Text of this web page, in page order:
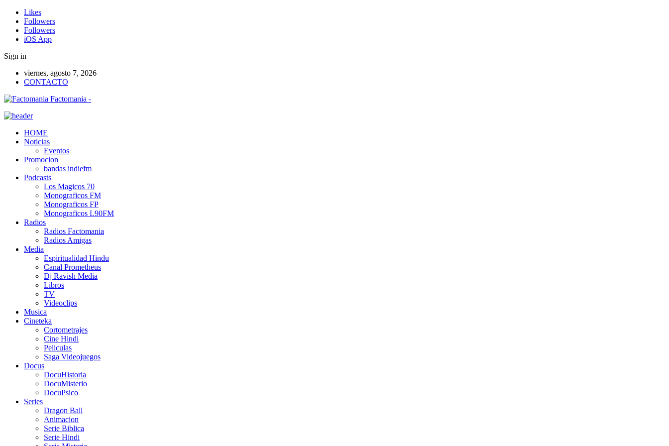
Likes
Followers
Followers
iOS App
Sign in
viernes, agosto 7, 2026
CONTACTO
Factomania -
HOME
Noticias
Eventos
Promocion
bandas indiefm
Podcasts
Los Magicos 70
Monograficos FM
Monograficos FP
Monograficos L90FM
Radios
Radios Factomania
Radios Amigas
Media
Espiritualidad Hindu
Canal Prometheus
Dj Ravish Media
Libros
TV
Videoclips
Musica
Cineteka
Cortometrajes
Cine Hindi
Peliculas
Saga Videojuegos
Docus
DocuHistoria
DocuMisterio
DocuPsico
Series
Dragon Ball
Animacion
Serie Biblica
Serie Hindi